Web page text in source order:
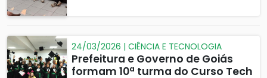
24/03/2026 | CIÊNCIA E TECNOLOGIA
Prefeitura e Governo de Goiás
formam 10ª turma do Curso Tech